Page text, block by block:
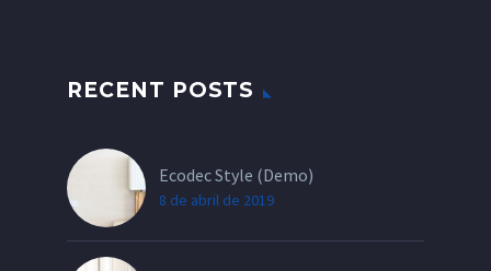
RECENT POSTS
Ecodec Style (Demo)
8 de abril de 2019